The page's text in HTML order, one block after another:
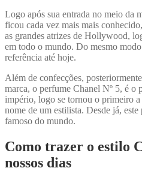
Logo após sua entrada no meio da
ficou cada vez mais mais
as grandes atrizes de Hollywood,
em todo o mundo. Do mesmo modo
referência até hoje.
Além de confecções,
marca, o perfume Chanel Nº 5, é o
império, logo se tornou o primeiro a
nome de um estilista. Desde já,
famoso do mundo.
Como trazer o estilo
nossos dias